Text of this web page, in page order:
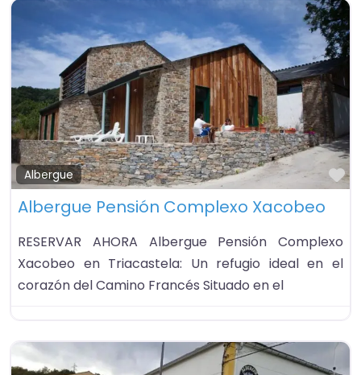
Albergue
Albergue Pensión Complexo Xacobeo
RESERVAR AHORA Albergue Pensión Complexo
Xacobeo en Triacastela: Un refugio ideal en el
corazón del Camino Francés Situado en el